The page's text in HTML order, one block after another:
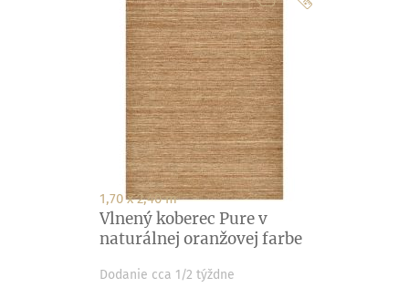
1,70 x 2,40 m
Vlnený koberec Pure v
naturálnej oranžovej farbe
Dodanie cca 1/2 týždne